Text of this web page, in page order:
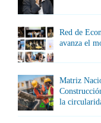
Red de
avanza el
Matriz
la